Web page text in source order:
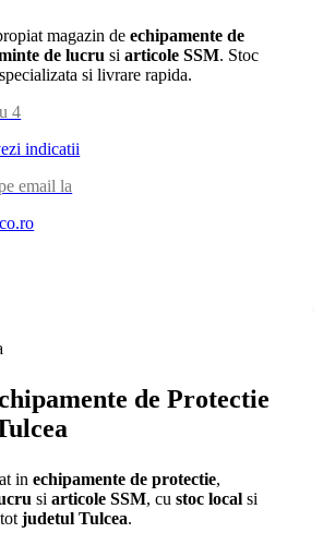
magazin deechipamente de
de lucru siarticole SSM. Stoc
si livrare rapida.
4
indicatii
email la
de Protectie
inechipamente de protectie,
siarticole SSM, cu stoc local si
judetul Tulcea.